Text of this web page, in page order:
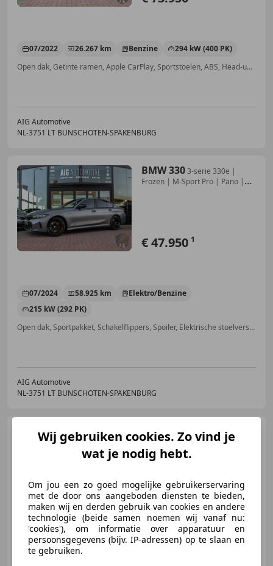
07/2022 26.267 km Benzine
294 kW (400 PK)
Open dak, Getinte ramen, Apple CarPlay, Sportstoelen, ABS, Head-up display, Spoiler, Sportonderstel
AIG Automotive
NL-3751 LT BUNSCHOTEN-SPAKENBURG
BMW 3303-serie 330e |
Frozen | M-Sport Pro | Pano |
€ 47.950 1
07/2024 58.925 km
Elektro/Benzine
215 kW (292 PK)
Open dak, Sportpakket, Schakelflippers, Spoiler, Elektrische stoelverstelling, Android Auto, Head-up display, Alarm
AIG Automotive
NL-3751 LT BUNSCHOTEN-SPAKENBURG
Audi A4Limousine 40 TFSI S
edition Competition | Keyless
€ 33.950 1
06/2021 39.310 km
Wij gebruiken cookies. Zo vind je
wat je nodig hebt.
Om jou een zo goed mogelijke gebruikerservaring
met de door ons aangeboden diensten te bieden,
maken wij en derden gebruik van cookies en andere
technologie (beide samen noemen wij vanaf nu:
'cookies'), om informatie over apparatuur en
persoonsgegevens (bijv. IP-adressen) op te slaan en
te gebruiken.